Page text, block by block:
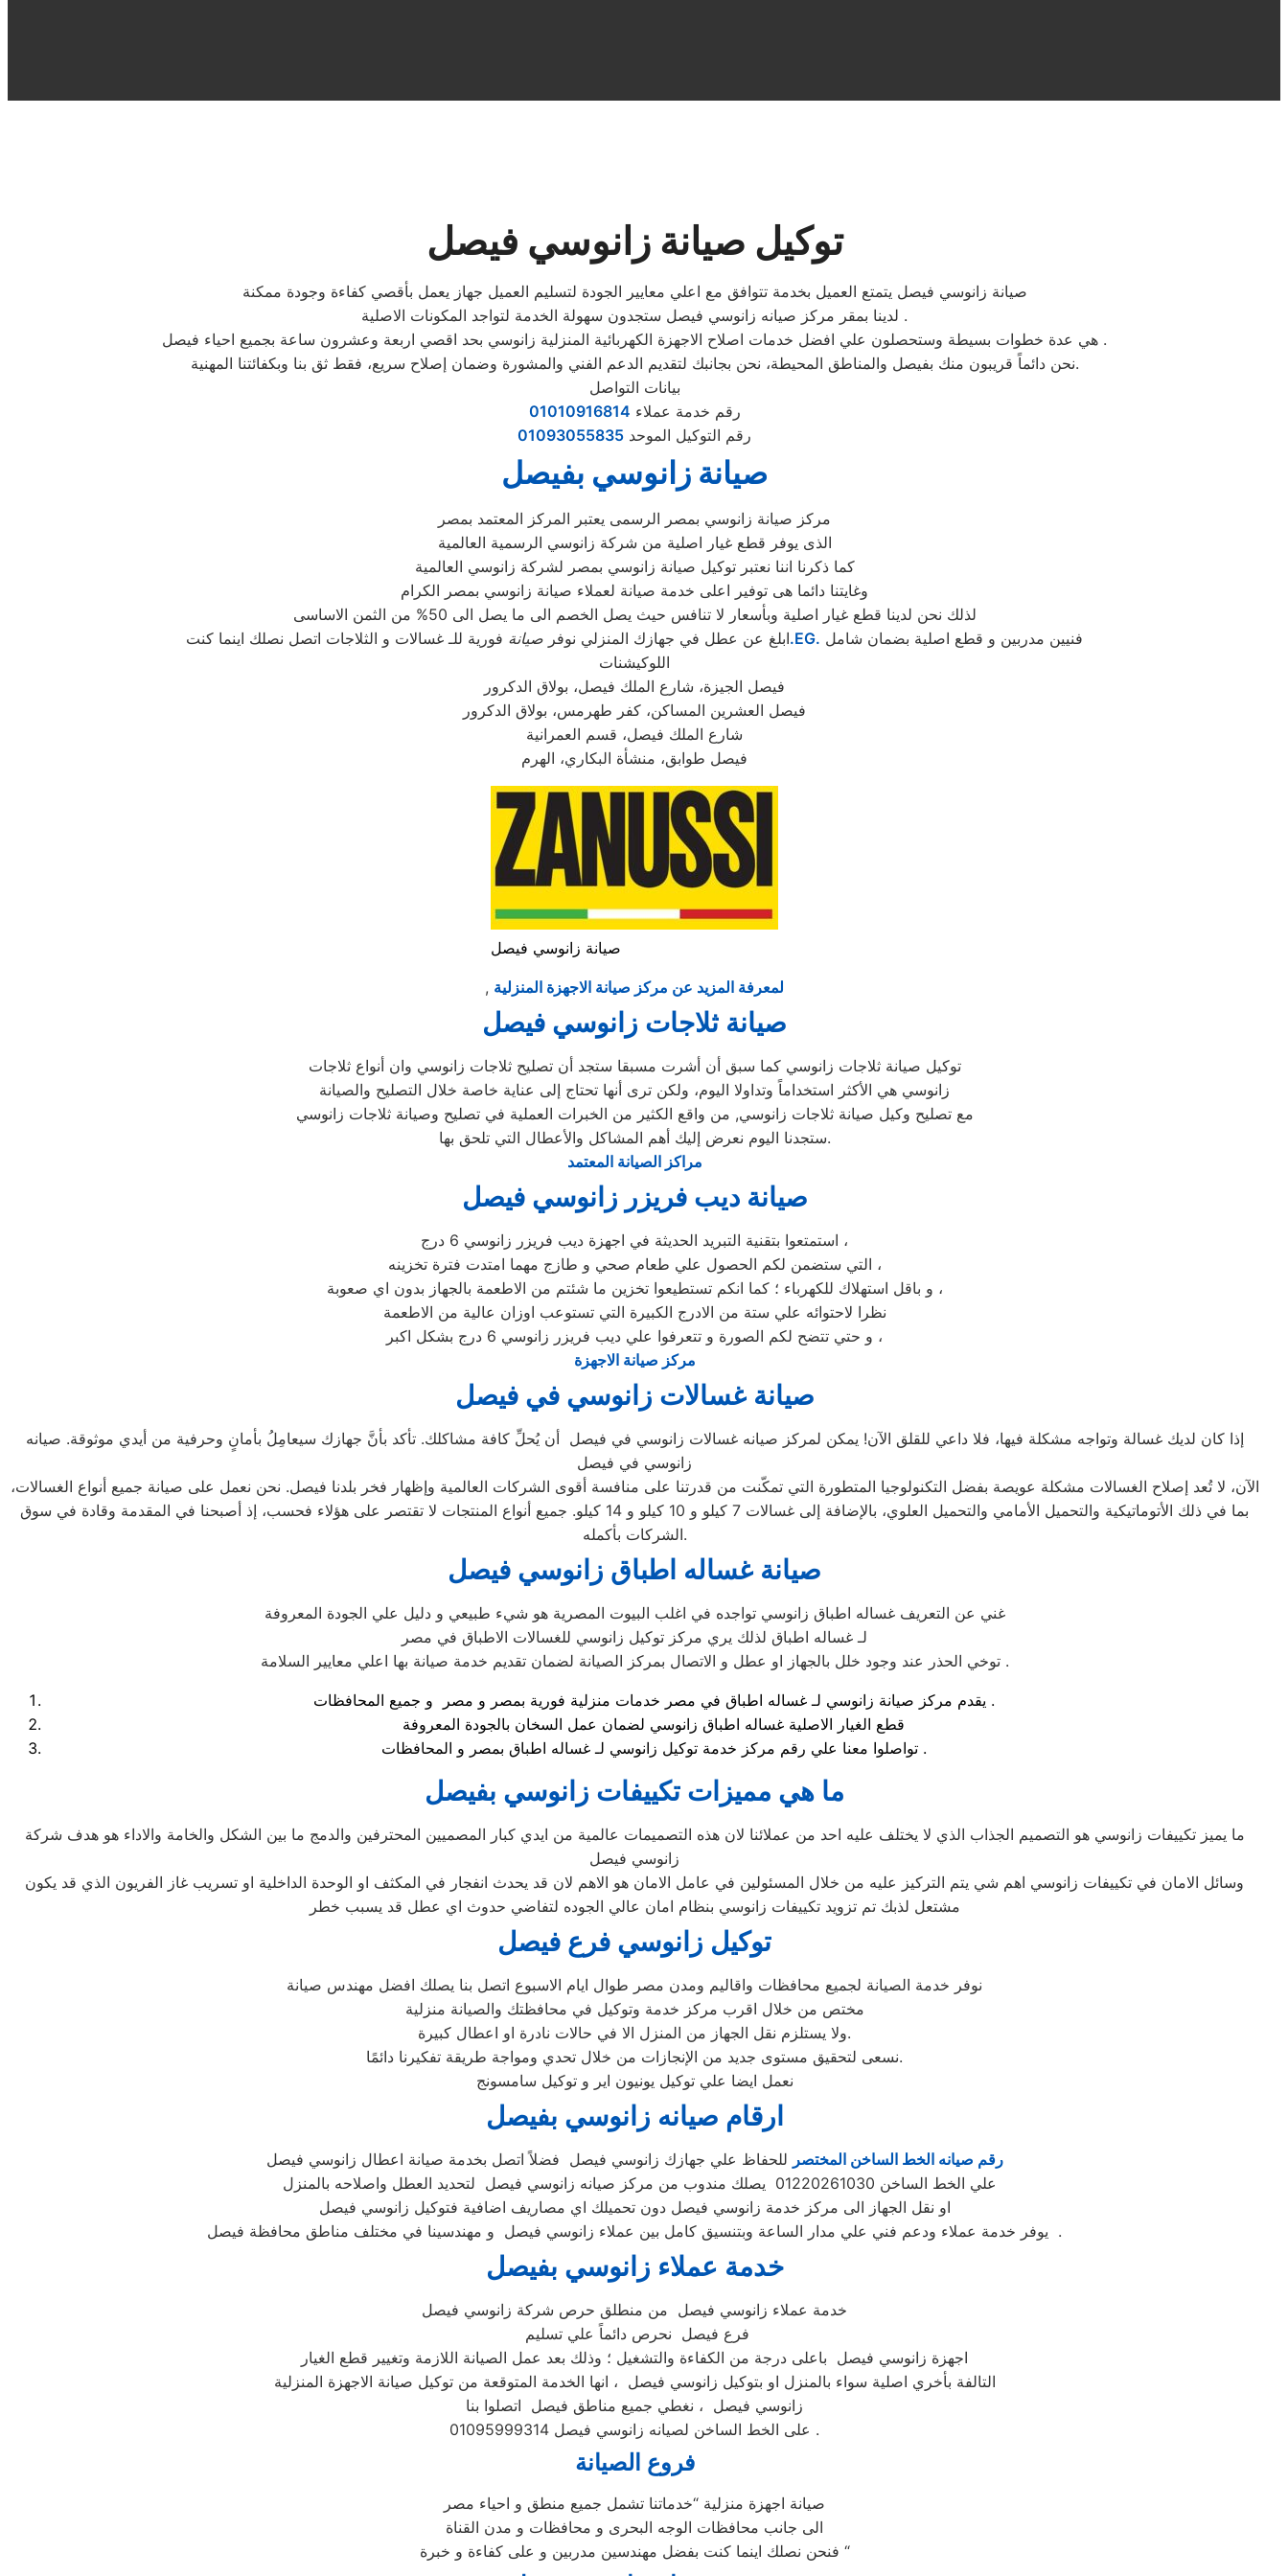
توكيل صيانة زانوسي فيصل
صيانة زانوسي فيصل يتمتع العميل بخدمة تتوافق مع اعلي معايير الجودة لتسليم العميل جهاز يعمل بأقصي كفاءة وجودة ممكنة
لدينا بمقر مركز صيانه زانوسي فيصل ستجدون سهولة الخدمة لتواجد المكونات الاصلية .
هي عدة خطوات بسيطة وستحصلون علي افضل خدمات اصلاح الاجهزة الكهربائية المنزلية زانوسي بحد اقصي اربعة وعشرون ساعة بجميع احياء فيصل .
نحن دائماً قريبون منك بفيصل والمناطق المحيطة، نحن بجانبك لتقديم الدعم الفني والمشورة وضمان إصلاح سريع، فقط ثق بنا وبكفائتنا المهنية.
بيانات التواصل
رقم خدمة عملاء 01010916814
رقم التوكيل الموحد 01093055835
صيانة زانوسي بفيصل
مركز صيانة زانوسي بمصر الرسمى يعتبر المركز المعتمد بمصر
الذى يوفر قطع غيار اصلية من شركة زانوسي الرسمية العالمية
كما ذكرنا اننا نعتبر توكيل صيانة زانوسي بمصر لشركة زانوسي العالمية
وغايتنا دائما هى توفير اعلى خدمة صيانة لعملاء صيانة زانوسي بمصر الكرام
لذلك نحن لدينا قطع غيار اصلية وبأسعار لا تنافس حيث يصل الخصم الى ما يصل الى 50% من الثمن الاساسى
ابلغ عن عطل في جهازك المنزلي نوفر صيانة فورية للـ غسالات و الثلاجات اتصل نصلك اينما كنت .EG. فنيين مدربين و قطع اصلية بضمان شامل
اللوكيشنات
فيصل الجيزة، شارع الملك فيصل، بولاق الدكرور
فيصل العشرين المساكن، كفر طهرمس، بولاق الدكرور
شارع الملك فيصل، قسم العمرانية
فيصل طوابق، منشأة البكاري، الهرم
صيانة زانوسي فيصل
, لمعرفة المزيد عن مركز صيانة الاجهزة المنزلية
صيانة ثلاجات زانوسي فيصل
توكيل صيانة ثلاجات زانوسي كما سبق أن أشرت مسبقا ستجد أن تصليح ثلاجات زانوسي وان أنواع ثلاجات
زانوسي هي الأكثر استخداماً وتداولا اليوم، ولكن ترى أنها تحتاج إلى عناية خاصة خلال التصليح والصيانة
مع تصليح وكيل صيانة ثلاجات زانوسي, من واقع الكثير من الخبرات العملية في تصليح وصيانة ثلاجات زانوسي
ستجدنا اليوم نعرض إليك أهم المشاكل والأعطال التي تلحق بها.
مراكز الصيانة المعتمد
صيانة ديب فريزر زانوسي فيصل
استمتعوا بتقنية التبريد الحديثة في اجهزة ديب فريزر زانوسي 6 درج ،
التي ستضمن لكم الحصول علي طعام صحي و طازج مهما امتدت فترة تخزينه ،
و باقل استهلاك للكهرباء ؛ كما انكم تستطيعوا تخزين ما شئتم من الاطعمة بالجهاز بدون اي صعوبة ،
نظرا لاحتوائه علي ستة من الادرج الكبيرة التي تستوعب اوزان عالية من الاطعمة
و حتي تتضح لكم الصورة و تتعرفوا علي ديب فريزر زانوسي 6 درج بشكل اكبر ،
مركز صيانة الاجهزة
صيانة غسالات زانوسي في فيصل
إذا كان لديك غسالة وتواجه مشكلة فيها، فلا داعي للقلق الآن! يمكن لمركز صيانه غسالات زانوسي في فيصل أن يُحلِّ كافة مشاكلك. تأكد بأنَّ جهازك سيعامِلُ بأمانٍ وحرفية من أيدي موثوقة. صيانه
زانوسي في فيصل
الآن، لا تُعد إصلاح الغسالات مشكلة عويصة بفضل التكنولوجيا المتطورة التي تمكّنت من قدرتنا على منافسة أقوى الشركات العالمية وإظهار فخر بلدنا فيصل. نحن نعمل على صيانة جميع أنواع الغسالات،
بما في ذلك الأتوماتيكية والتحميل الأمامي والتحميل العلوي، بالإضافة إلى غسالات 7 كيلو و 10 كيلو و 14 كيلو. جميع أنواع المنتجات لا تقتصر على هؤلاء فحسب، إذ أصبحنا في المقدمة وقادة في سوق
الشركات بأكمله.
صيانة غساله اطباق زانوسي فيصل
غني عن التعريف غساله اطباق زانوسي تواجده في اغلب البيوت المصرية هو شيء طبيعي و دليل علي الجودة المعروفة
لـ غساله اطباق لذلك يري مركز توكيل زانوسي للغسالات الاطباق في مصر
توخي الحذر عند وجود خلل بالجهاز او عطل و الاتصال بمركز الصيانة لضمان تقديم خدمة صيانة بها اعلي معايير السلامة .
يقدم مركز صيانة زانوسي لـ غساله اطباق في مصر خدمات منزلية فورية بمصر و مصر و جميع المحافظات .
قطع الغيار الاصلية غساله اطباق زانوسي لضمان عمل السخان بالجودة المعروفة
تواصلوا معنا علي رقم مركز خدمة توكيل زانوسي لـ غساله اطباق بمصر و المحافظات .
ما هي مميزات تكييفات زانوسي بفيصل
ما يميز تكييفات زانوسي هو التصميم الجذاب الذي لا يختلف عليه احد من عملائنا لان هذه التصميمات عالمية من ايدي كبار المصميين المحترفين والدمج ما بين الشكل والخامة والاداء هو هدف شركة
زانوسي فيصل
وسائل الامان في تكييفات زانوسي اهم شي يتم التركيز عليه من خلال المسئولين في عامل الامان هو الاهم لان قد يحدث انفجار في المكثف او الوحدة الداخلية او تسريب غاز الفريون الذي قد يكون
مشتعل لذبك تم تزويد تكييفات زانوسي بنظام امان عالي الجوده لتفاضي حدوث اي عطل قد يسبب خطر
توكيل زانوسي فرع فيصل
نوفر خدمة الصيانة لجميع محافظات واقاليم ومدن مصر طوال ايام الاسبوع اتصل بنا يصلك افضل مهندس صيانة
مختص من خلال اقرب مركز خدمة وتوكيل في محافظتك والصيانة منزلية
ولا يستلزم نقل الجهاز من المنزل الا في حالات نادرة او اعطال كبيرة.
نسعى لتحقيق مستوى جديد من الإنجازات من خلال تحدي ومواجة طريقة تفكيرنا دائمًا.
نعمل ايضا علي توكيل يونيون اير و توكيل سامسونج
ارقام صيانه زانوسي بفيصل
رقم صيانه الخط الساخن المختصر للحفاظ علي جهازك زانوسي فيصل فضلاً اتصل بخدمة صيانة اعطال زانوسي فيصل
علي الخط الساخن 01220261030 يصلك مندوب من مركز صيانه زانوسي فيصل لتحديد العطل واصلاحه بالمنزل
او نقل الجهاز الى مركز خدمة زانوسي فيصل دون تحميلك اي مصاريف اضافية فتوكيل زانوسي فيصل
يوفر خدمة عملاء ودعم فني علي مدار الساعة وبتنسيق كامل بين عملاء زانوسي فيصل و مهندسينا في مختلف مناطق محافظة فيصل .
خدمة عملاء زانوسي بفيصل
خدمة عملاء زانوسي فيصل من منطلق حرص شركة زانوسي فيصل
فرع فيصل نحرص دائماً علي تسليم
اجهزة زانوسي فيصل باعلى درجة من الكفاءة والتشغيل ؛ وذلك بعد عمل الصيانة اللازمة وتغيير قطع الغيار
التالفة بأخري اصلية سواء بالمنزل او بتوكيل زانوسي فيصل ، انها الخدمة المتوقعة من توكيل صيانة الاجهزة المنزلية
زانوسي فيصل ، نغطي جميع مناطق فيصل اتصلوا بنا
على الخط الساخن لصيانه زانوسي فيصل 01095999314 .
فروع الصيانة
صيانة اجهزة منزلية “خدماتنا تشمل جميع منطق و احياء مصر
الى جانب محافظات الوجه البحرى و محافظات و مدن القناة
فنحن نصلك اينما كنت بفضل مهندسين مدربين و على كفاءة و خبرة “